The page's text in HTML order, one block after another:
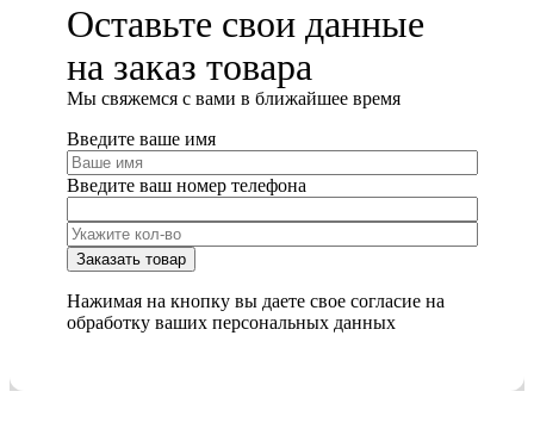
Оставьте свои данные
на заказ товара
Мы cвяжемся с вами в ближайшее время
Введите ваше имя
Введите ваш номер телефона
Нажимая на кнопку вы даете свое согласие на
обработку ваших персональных данных